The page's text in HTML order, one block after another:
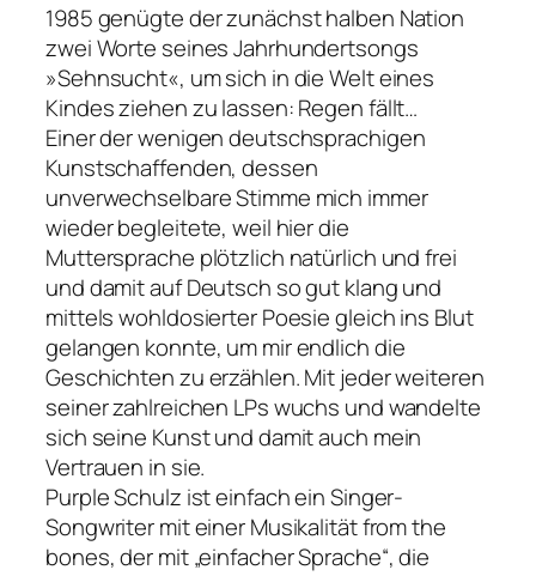
1985 genügte der zunächst halben Nation
zwei Worte seines Jahrhundertsongs
»Sehnsucht«, um sich in die Welt eines
Kindes ziehen zu lassen: Regen fällt…
Einer der wenigen deutschsprachigen
Kunstschaffenden, dessen
unverwechselbare Stimme mich immer
wieder begleitete, weil hier die
Muttersprache plötzlich natürlich und frei
und damit auf Deutsch so gut klang und
mittels wohldosierter Poesie gleich ins Blut
gelangen konnte, um mir endlich die
Geschichten zu erzählen. Mit jeder weiteren
seiner zahlreichen LPs wuchs und wandelte
sich seine Kunst und damit auch mein
Vertrauen in sie.
Purple Schulz ist einfach ein Singer-
Songwriter mit einer Musikalität from the
bones, der mit „einfacher Sprache“, die